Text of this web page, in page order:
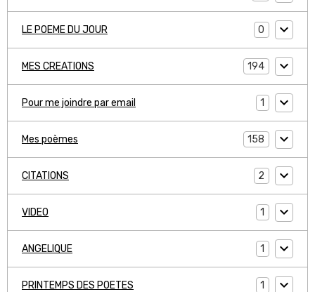
LE POEME DU JOUR 0
MES CREATIONS 194
Pour me joindre par email 1
Mes poèmes 158
CITATIONS 2
VIDEO 1
ANGELIQUE 1
PRINTEMPS DES POETES 1